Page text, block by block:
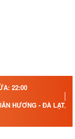
22:00
HƯƠNG - ĐÀ LẠT,